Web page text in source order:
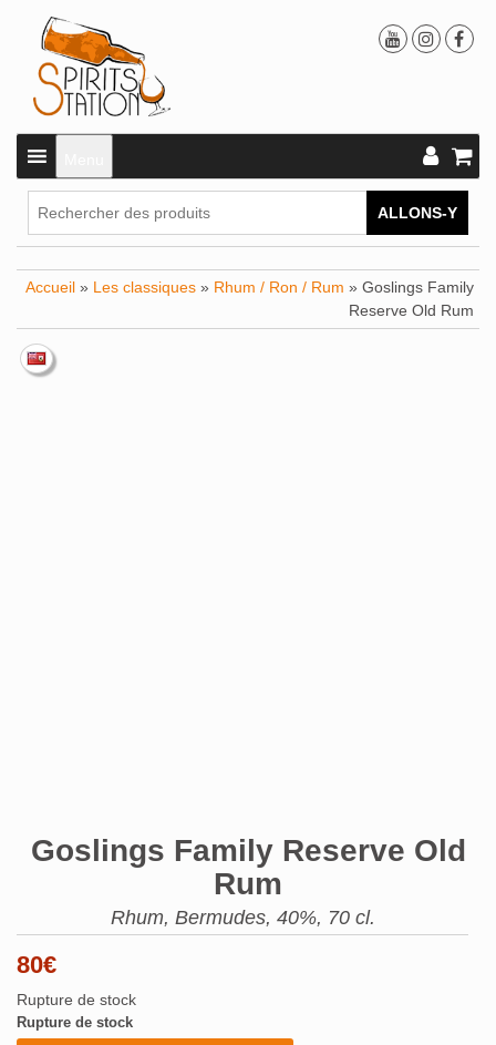
ALLONS-Y
Accueil » Les classiques » Rhum / Ron / Rum » Goslings Family
Reserve Old Rum
Goslings Family Reserve Old
Rum
Rhum, Bermudes, 40%, 70 cl.
80€
Rupture de stock
Rupture de stock